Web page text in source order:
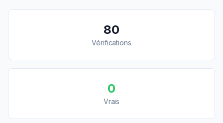
80
Vérifications
0
Vrais